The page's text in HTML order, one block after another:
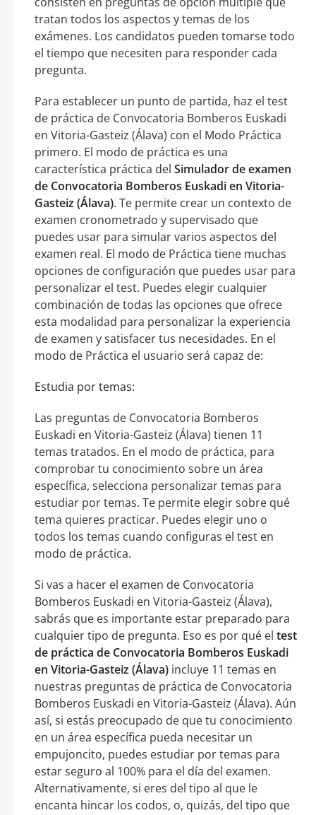
tratan todos los aspectos y temas de los
exámenes. Los candidatos pueden tomarse todo
el tiempo que necesiten para responder cada
pregunta.
Para establecer un punto de partida, haz el test
de práctica de Convocatoria Bomberos Euskadi
en Vitoria-Gasteiz (Álava) con el Modo Práctica
primero. El modo de práctica es una
característica práctica del Simulador de examen
de Convocatoria Bomberos Euskadi en Vitoria-
Gasteiz (Álava). Te permite crear un contexto de
examen cronometrado y supervisado que
puedes usar para simular varios aspectos del
examen real. El modo de Práctica tiene muchas
opciones de configuración que puedes usar para
personalizar el test. Puedes elegir cualquier
combinación de todas las opciones que ofrece
esta modalidad para personalizar la experiencia
de examen y satisfacer tus necesidades. En el
modo de Práctica el usuario será capaz de:
Estudia por temas:
Las preguntas de Convocatoria Bomberos
Euskadi en Vitoria-Gasteiz (Álava) tienen 11
temas tratados. En el modo de práctica, para
comprobar tu conocimiento sobre un área
específica, selecciona personalizar temas para
estudiar por temas. Te permite elegir sobre qué
tema quieres practicar. Puedes elegir uno o
todos los temas cuando configuras el test en
modo de práctica.
Si vas a hacer el examen de Convocatoria
Bomberos Euskadi en Vitoria-Gasteiz (Álava),
sabrás que es importante estar preparado para
cualquier tipo de pregunta. Eso es por qué el test
de práctica de Convocatoria Bomberos Euskadi
en Vitoria-Gasteiz (Álava) incluye 11 temas en
nuestras preguntas de práctica de Convocatoria
Bomberos Euskadi en Vitoria-Gasteiz (Álava). Aún
así, si estás preocupado de que tu conocimiento
en un área específica pueda necesitar un
empujoncito, puedes estudiar por temas para
estar seguro al 100% para el día del examen.
Alternativamente, si eres del tipo al que le
encanta hincar los codos, o, quizás, del tipo que